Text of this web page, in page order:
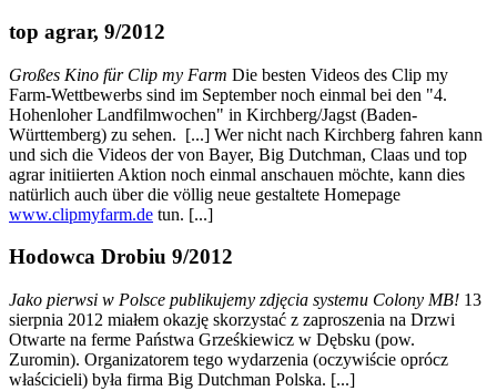
top agrar, 9/2012
Großes Kino für Clip my Farm Die besten Videos des Clip my
Farm-Wettbewerbs sind im September noch einmal bei den "4.
Hohenloher Landfilmwochen" in Kirchberg/Jagst (Baden-
Württemberg) zu sehen. [...] Wer nicht nach Kirchberg fahren kann
und sich die Videos der von Bayer, Big Dutchman, Claas und top
agrar initiierten Aktion noch einmal anschauen möchte, kann dies
natürlich auch über die völlig neue gestaltete Homepage
www.clipmyfarm.de tun. [...]
Hodowca Drobiu 9/2012
Jako pierwsi w Polsce publikujemy zdjęcia systemu Colony MB! 13
sierpnia 2012 miałem okazję skorzystać z zaproszenia na Drzwi
Otwarte na ferme Państwa Grześkiewicz w Dębsku (pow.
Zuromin). Organizatorem tego wydarzenia (oczywiście oprócz
właścicieli) była firma Big Dutchman Polska. [...]